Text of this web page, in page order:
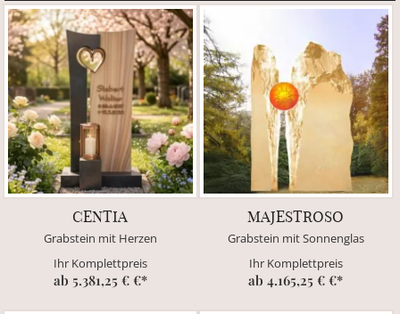
CENTIA
Grabstein mit Herzen
Ihr Komplettpreis
ab 5.381,25 € €*
MAJESTROSO
Grabstein mit Sonnenglas
Ihr Komplettpreis
ab 4.165,25 € €*